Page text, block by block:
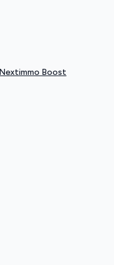
Nextimmo Boost